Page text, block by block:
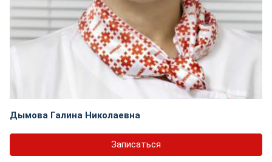
Дымова Галина Николаевна
Записаться